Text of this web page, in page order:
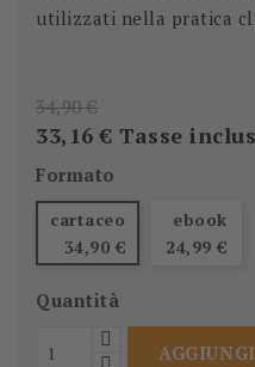
utilizzati nella pratica
34,90 €
33,16 € Tasse
Formato
cartaceo
34,90 €
ebook
24,99 €
Quantità